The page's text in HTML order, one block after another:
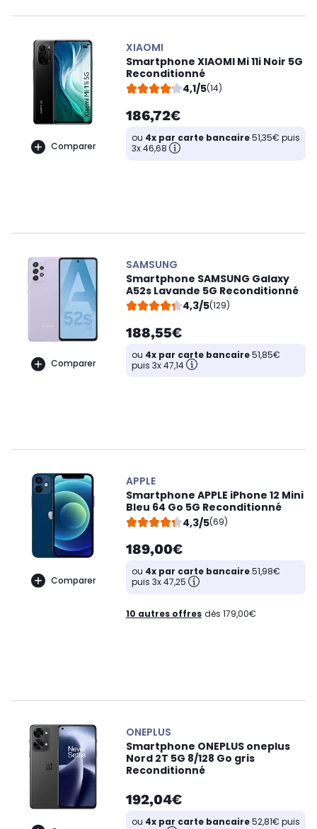
Comparer
XIAOMI
Smartphone XIAOMI Mi 11i Noir 5G
Reconditionné
4,1/5(14)
186,72€
ou 4x par carte bancaire51,35€ puis
3x 46,68
Comparer
SAMSUNG
Smartphone SAMSUNG Galaxy
A52s Lavande 5G Reconditionné
4,3/5(129)
188,55€
ou 4x par carte bancaire51,85€
puis 3x 47,14
Comparer
APPLE
Smartphone APPLE iPhone 12 Mini
Bleu 64 Go 5G Reconditionné
4,3/5(69)
189,00€
ou 4x par carte bancaire51,98€
puis 3x 47,25
10 autres offres dès 179,00€
ONEPLUS
Smartphone ONEPLUS oneplus
Nord 2T 5G 8/128 Go gris
Reconditionné
192,04€
ou 4x par carte bancaire52,81€ puis